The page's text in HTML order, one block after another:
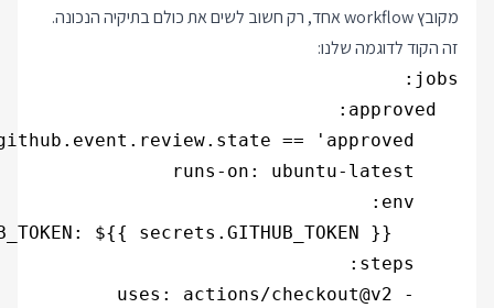
מקובץ workflow אחד, רק חשוב לשים את כולם בתיקיה הנכונה.
זה הקוד לדוגמה שלנו: